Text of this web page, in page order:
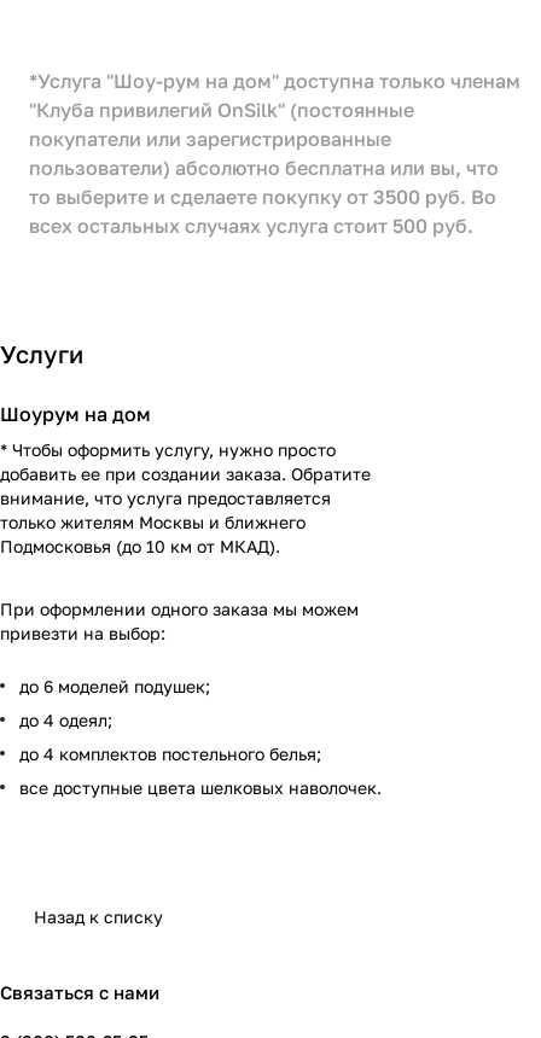
*Услуга "Шоу-рум на дом" доступна только членам
"Клуба привилегий OnSilk" (постоянные
покупатели или зарегистрированные
пользователи) абсолютно бесплатна или вы, что
то выберите и сделаете покупку от 3500 руб. Во
всех остальных случаях услуга стоит 500 руб.
Услуги
Шоурум на дом
* Чтобы оформить услугу, нужно просто
добавить ее при создании заказа. Обратите
внимание, что услуга предоставляется
только жителям Москвы и ближнего
Подмосковья (до 10 км от МКАД).
При оформлении одного заказа мы можем
привезти на выбор:
до 6 моделей подушек;
до 4 одеял;
до 4 комплектов постельного белья;
все доступные цвета шелковых наволочек.
Назад к списку
Связаться с нами